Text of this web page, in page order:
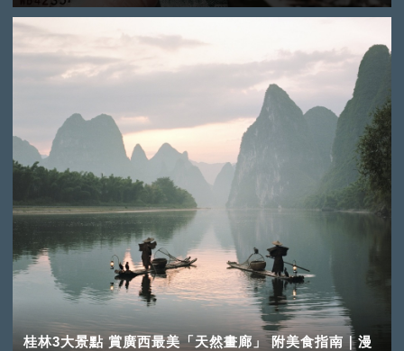
桂林3大景點 賞廣西最美「天然畫廊」 附美食指南｜漫